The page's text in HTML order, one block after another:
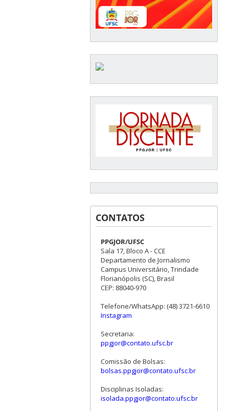
CONTATOS
PPGJOR/UFSC
Sala 17, Bloco A - CCE
Departamento de Jornalismo
Campus Universitário, Trindade
Florianópolis (SC), Brasil
CEP: 88040-970
Telefone/WhatsApp: (48) 3721-6610
Instagram
Secretaria:
ppgjor@contato.ufsc.br
Comissão de Bolsas:
bolsas.ppgjor@contato.ufsc.br
Disciplinas Isoladas:
isolada.ppgjor@contato.ufsc.br